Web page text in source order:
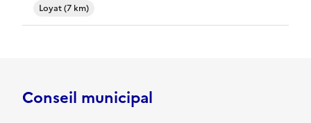
Loyat (7 km)
Conseil municipal